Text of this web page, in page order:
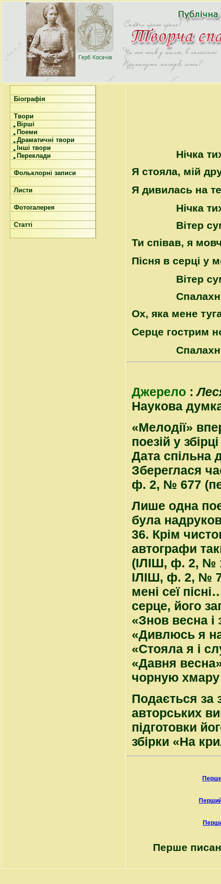
Біографія
Твори
Вірші
Поеми
Драматичні твори
Інші твори
Переклади
Фольклорні записи
Листи
Фотогалерея
Статті
Нічка
Я стояла, мій
Я дивилась на
Нічка
Вітер
Ти співав, я
Пісня в серці у
Вітер
Ох, яка мене
Серце гострим
Джерело :
Наукова
«Мелодії»
поезій у
Дата спільна
Збереглася
ф. 2, № 677
Лише одна
була
36. Крім
автографи
(ІЛІШ, ф. 2, №
ІЛІШ, ф. 2, №
мені сеї
серце, його
«Знов весна
«Дивлюсь я
«Стояла я і
«Давня
чорную
Подається за
авторських
підготовки
збірки «На
Перше